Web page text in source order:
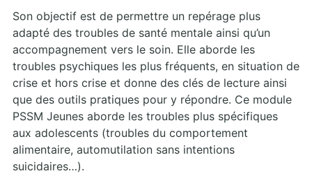
Son objectif est de permettre un repérage plus
adapté des troubles de santé mentale ainsi qu’un
accompagnement vers le soin. Elle aborde les
troubles psychiques les plus fréquents, en situation de
crise et hors crise et donne des clés de lecture ainsi
que des outils pratiques pour y répondre. Ce module
PSSM Jeunes aborde les troubles plus spécifiques
aux adolescents (troubles du comportement
alimentaire, automutilation sans intentions
suicidaires…).